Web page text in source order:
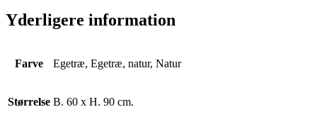
Yderligere information
Farve Egetræ, Egetræ, natur, Natur
Størrelse B. 60 x H. 90 cm.